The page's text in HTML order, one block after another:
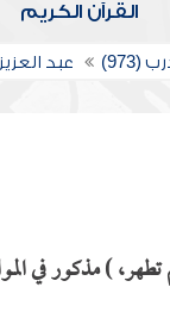
القرآن الكريم
(973) عبد
) مذكور في